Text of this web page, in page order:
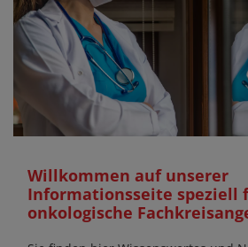
Willkommen auf unserer
Informationsseite speziell
onkologische